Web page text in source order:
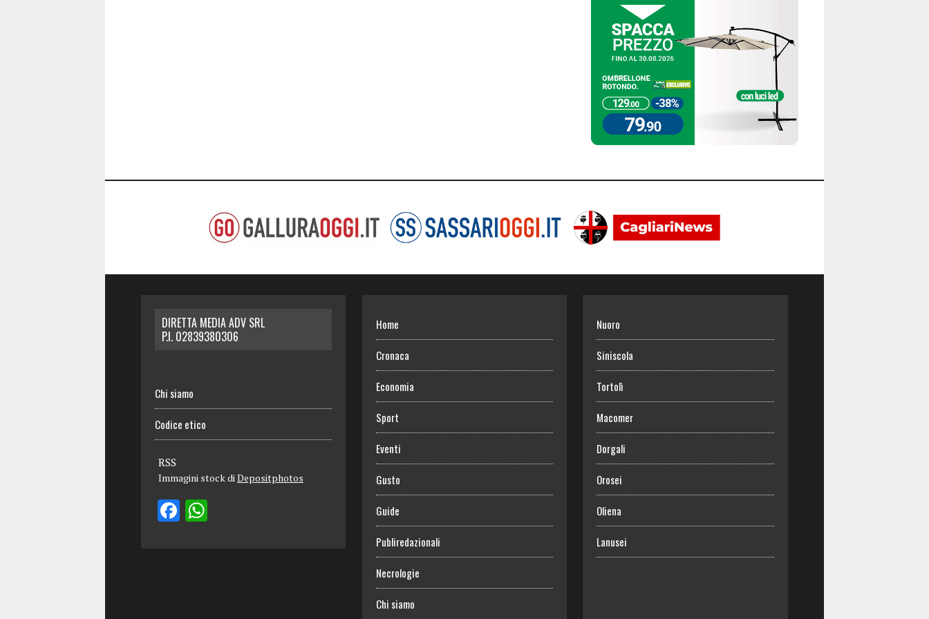
DIRETTA MEDIA ADV SRL
P.I. 02839380306
Chi siamo
Codice etico
RSS
Immagini stock diDepositphotos
Home
Cronaca
Economia
Sport
Eventi
Gusto
Guide
Publiredazionali
Necrologie
Chi siamo
Nuoro
Siniscola
Tortolì
Macomer
Dorgali
Orosei
Oliena
Lanusei